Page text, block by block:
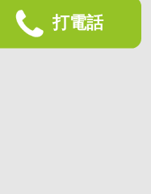
打電話